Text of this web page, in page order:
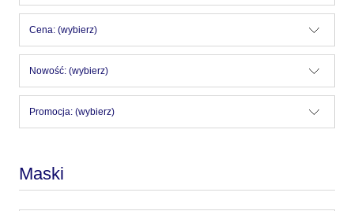
Cena: (wybierz)
Nowość: (wybierz)
Promocja: (wybierz)
Maski